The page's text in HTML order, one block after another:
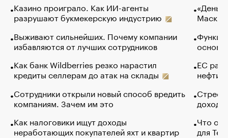
Казино проиграло. Как ИИ-агенты
разрушают букмекерскую индустрию
Выживают сильнейших. Почему компании
избавляются от лучших сотрудников
Как банк Wildberries резко нарастил
кредиты селлерам до атак на склады
Сотрудники открыли новый способ вредить
компаниям. Зачем им это
Как налоговики ищут доходы
неработающих покупателей яхт и квартир
Маск в
основ
ЕС
нефти
Что
для